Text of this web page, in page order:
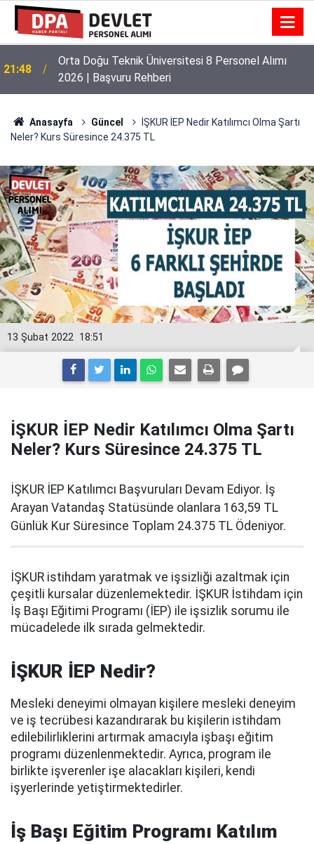
20:44
Kumçatı Belediye 1 Personel Alımı 2026 | Başvuru
Rehberi
Anasayfa Güncel
İŞKUR İEP Nedir Katılımcı Olma Şartı
Neler? Kurs Süresince 24.375 TL
18:51
13 Şubat 2022
İŞKUR İEP Nedir Katılımcı Olma Şartı
Neler? Kurs Süresince 24.375 TL
İŞKUR İEP Katılımcı Başvuruları Devam Ediyor. İş
Arayan Vatandaş Statüsünde olanlara 163,59 TL
Günlük Kur Süresince Toplam 24.375 TL Ödeniyor.
İŞKUR istihdam yaratmak ve işsizliği azaltmak için
çeşitli kursalar düzenlemektedir. İŞKUR İstihdam için
İş Başı Eğitimi Programı (İEP) ile işsizlik sorumu ile
mücadelede ilk sırada gelmektedir.
İŞKUR İEP Nedir?
Mesleki deneyimi olmayan kişilere mesleki deneyim
ve iş tecrübesi kazandırarak bu kişilerin istihdam
edilebilirliklerini artırmak amacıyla işbaşı eğitim
programı düzenlenmektedir. Ayrıca, program ile
birlikte işverenler işe alacakları kişileri, kendi
işyerlerinde yetiştirmektedirler.
İş Başı Eğitim Programı Katılım